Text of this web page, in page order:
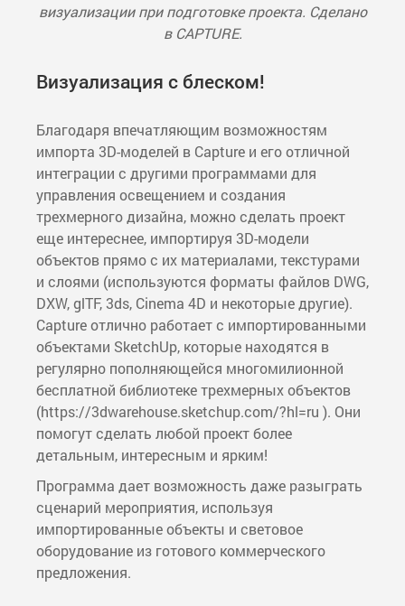
визуализации при подготовке проекта. Сделано
в CAPTURE.
Визуализация с блеском!
Благодаря впечатляющим возможностям
импорта 3D-моделей в Capture и его отличной
интеграции с другими программами для
управления освещением и создания
трехмерного дизайна, можно сделать проект
еще интереснее, импортируя 3D-модели
объектов прямо с их материалами, текстурами
и слоями (используются форматы файлов DWG,
DXW, glTF, 3ds, Cinema 4D и некоторые другие).
Capture отлично работает с импортированными
объектами SketchUp, которые находятся в
регулярно пополняющейся многомилионной
бесплатной библиотеке трехмерных объектов
(https://3dwarehouse.sketchup.com/?hl=ru ). Они
помогут сделать любой проект более
детальным, интересным и ярким!
Программа дает возможность даже разыграть
сценарий мероприятия, используя
импортированные объекты и световое
оборудование из готового коммерческого
предложения.